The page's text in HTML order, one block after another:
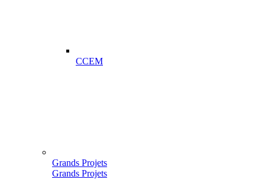
CCEM
Grands Projets
Grands Projets